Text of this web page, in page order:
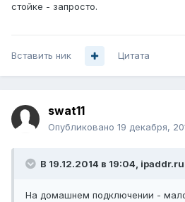
стойке - запросто.
Вставить ник Цитата
swat11
Опубликовано 19 декабря,
В 19.12.2014 в 19:04, ipaddr.ru
На домашнем подключении -